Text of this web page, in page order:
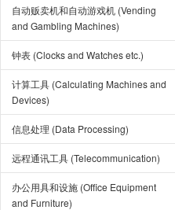
自动贩卖机和自动游戏机 (Vending
and Gambling Machines)
钟表 (Clocks and Watches etc.)
计算工具 (Calculating Machines and
Devices)
信息处理 (Data Processing)
远程通讯工具 (Telecommunication)
办公用具和设施 (Office Equipment
and Furniture)